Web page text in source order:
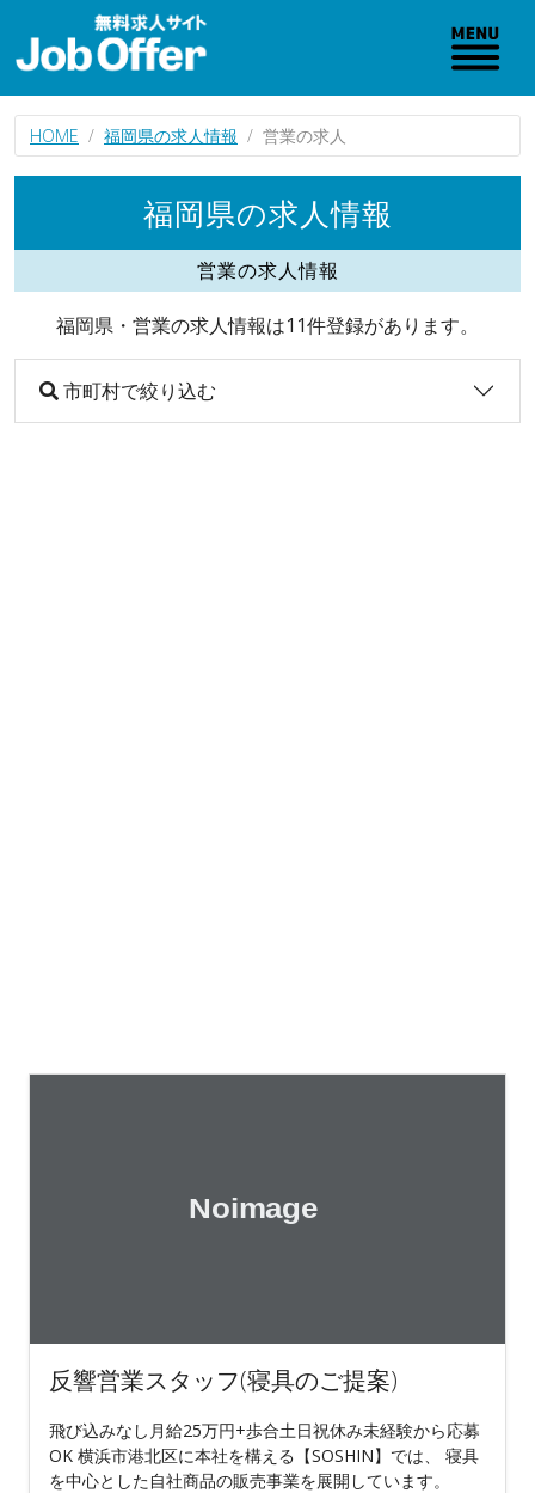
HOME 福岡県の求人情報 営業の求人
福岡県の求人情報
営業の求人情報
福岡県・営業の求人情報は11件登録があります。
市町村で絞り込む
反響営業スタッフ(寝具のご提案)
飛び込みなし月給25万円+歩合土日祝休み未経験から応募
OK 横浜市港北区に本社を構える【SOSHIN】では、 寝具
を中心とした自社商品の販売事業を展開しています。